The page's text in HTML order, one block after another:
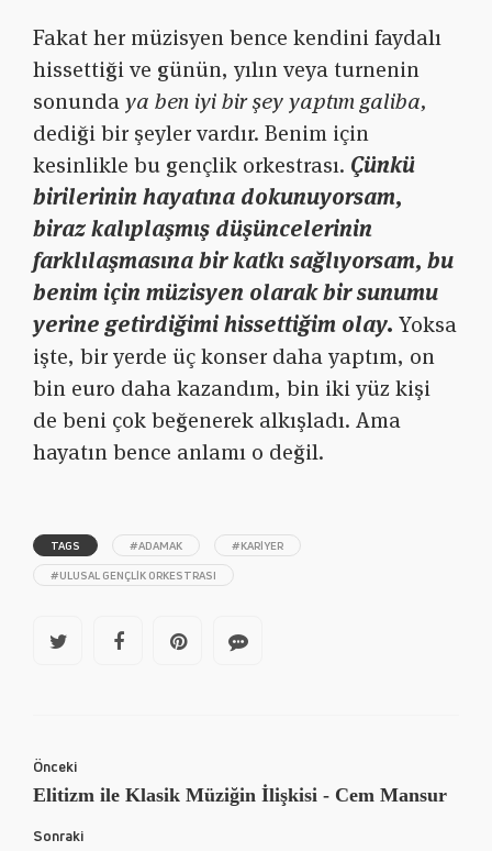
Fakat her müzisyen bence kendini faydalı
hissettiği ve günün, yılın veya turnenin
sonundaya ben iyi bir şey yaptım galiba,
dediği bir şeyler vardır. Benim için
kesinlikle bu gençlik orkestrası. Çünkü
birilerinin hayatına dokunuyorsam,
biraz kalıplaşmış düşüncelerinin
farklılaşmasına bir katkı sağlıyorsam, bu
benim için müzisyen olarak bir sunumu
yerine getirdiğimi hissettiğim olay. Yoksa
işte, bir yerde üç konser daha yaptım, on
bin euro daha kazandım, bin iki yüz kişi
de beni çok beğenerek alkışladı. Ama
hayatın bence anlamı o değil.
TAGS #ADAMAK
#KARIYER
#ULUSAL GENÇLIK ORKESTRASI
Önceki
Elitizm ile Klasik Müziğin İlişkisi - Cem Mansur
Sonraki